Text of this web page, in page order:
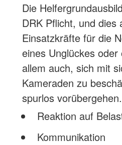
Die
DRK Pflicht, und
Einsatzkräfte für die
eines Unglückes
allem auch, sich mit
Kameraden zu
spurlos
Reaktion auf
Kommunikation